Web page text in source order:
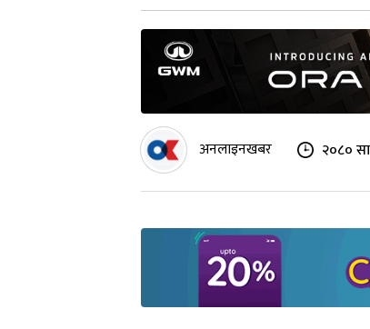
अनलाइनखबर २०८०